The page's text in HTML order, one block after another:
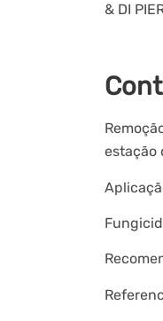
& DI
estação